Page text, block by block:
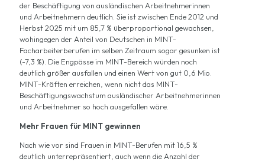
der Beschäftigung von ausländischen Arbeitnehmerinnen
und Arbeitnehmern deutlich. Sie ist zwischen Ende 2012 und
Herbst 2025 mit um 85,7 % überproportional gewachsen,
wohingegen der Anteil von Deutschen in MINT-
Facharbeiterberufen im selben Zeitraum sogar gesunken ist
(-7,3 %). Die Engpässe im MINT-Bereich würden noch
deutlich größer ausfallen und einen Wert von gut 0,6 Mio.
MINT-Kräften erreichen, wenn nicht das MINT-
Beschäftigungswachstum ausländischer Arbeitnehmerinnen
und Arbeitnehmer so hoch ausgefallen wäre.
Mehr Frauen für MINT gewinnen
Nach wie vor sind Frauen in MINT-Berufen mit 16,5 %
deutlich unterrepräsentiert, auch wenn die Anzahl der